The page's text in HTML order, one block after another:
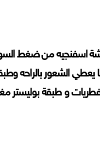
اسفنجيه من ضغط
يعطي الشعور بالراحه
و طبقة بوليستر